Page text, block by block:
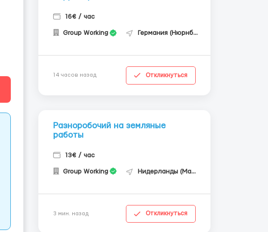
16€ / час
Group Working Германия (Нюрнберг)
14 часов назад Откликнуться
Разноробочий на земляные
работы
13€ / час
Group Working Нидерланды (Маастрихт)
3 мин. назад Откликнуться